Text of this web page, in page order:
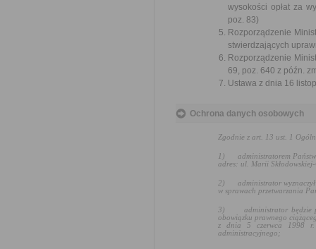
wysokości opłat za
poz. 83)
Rozporządzenie
stwierdzających
Rozporządzenie
69, poz. 640 z późn.
Ustawa z dnia 16
Ochrona danych osobowych
Zgodnie z art. 13 ust. 1
1) administratorem
adres: ul. Marii
2) administrator
w sprawach przetwarzania
3) administrator
obowiązku prawnego
z dnia 5 czerwca 1998 r.
administracyjnego ;